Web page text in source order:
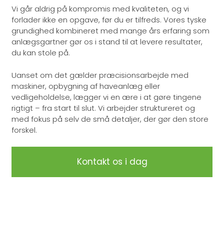
Vi går aldrig på kompromis med kvaliteten, og vi
forlader ikke en opgave, før du er tilfreds. Vores tyske
grundighed kombineret med mange års erfaring som
anlægsgartner gør os i stand til at levere resultater,
du kan stole på.
Uanset om det gælder præcisionsarbejde med
maskiner, opbygning af haveanlæg eller
vedligeholdelse, lægger vi en ære i at gøre tingene
rigtigt – fra start til slut. Vi arbejder struktureret og
med fokus på selv de små detaljer, der gør den store
forskel.
Kontakt os i dag